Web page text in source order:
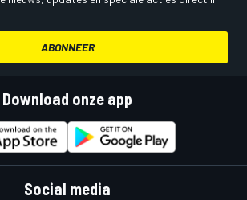
ABONNEER
Download onze app
Social media